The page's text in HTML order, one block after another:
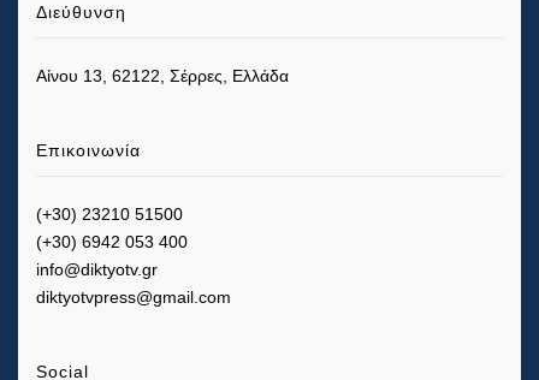
Διεύθυνση
Αίνου 13, 62122, Σέρρες, Ελλάδα
Επικοινωνία
(+30) 23210 51500
(+30) 6942 053 400
info@diktyotv.gr
diktyotvpress@gmail.com
Social